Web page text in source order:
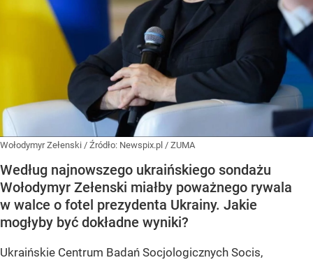
Wołodymyr Zełenski / Źródło: Newspix.pl / ZUMA
Według najnowszego ukraińskiego sondażu
Wołodymyr Zełenski miałby poważnego rywala
w walce o fotel prezydenta Ukrainy. Jakie
mogłyby być dokładne wyniki?
Ukraińskie Centrum Badań Socjologicznych Socis,